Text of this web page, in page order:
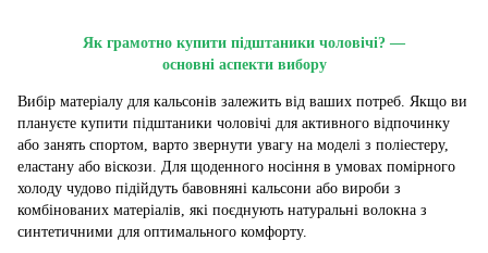
Як грамотно купити підштаники чоловічі? —
основні аспекти вибору
Вибір матеріалу для кальсонів залежить від ваших потреб. Якщо ви
плануєте купити підштаники чоловічі для активного відпочинку
або занять спортом, варто звернути увагу на моделі з поліестеру,
еластану або віскози. Для щоденного носіння в умовах помірного
холоду чудово підійдуть бавовняні кальсони або вироби з
комбінованих матеріалів, які поєднують натуральні волокна з
синтетичними для оптимального комфорту.